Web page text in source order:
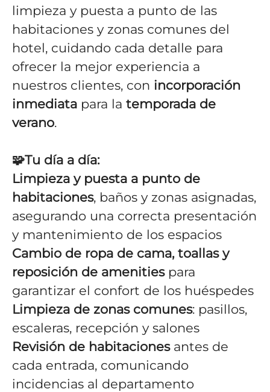
limpieza y puesta a punto de las
habitaciones y zonas comunes del
hotel, cuidando cada detalle para
ofrecer la mejor experiencia a
nuestros clientes, con incorporación
inmediata para la temporada de
verano.
🧩Tu día a día:
Limpieza y puesta a punto de
habitaciones, baños y zonas asignadas,
asegurando una correcta presentación
y mantenimiento de los espacios
Cambio de ropa de cama, toallas y
reposición de amenities para
garantizar el confort de los huéspedes
Limpieza de zonas comunes: pasillos,
escaleras, recepción y salones
Revisión de habitacionesantes de
cada entrada, comunicando
incidencias al departamento